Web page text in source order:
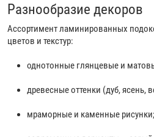
Разнообразие декоров
Ассортимент ламинированных
цветов и текстур:
однотонные глянцевые и
древесные оттенки (дуб, ясень,
мраморные и каменные рисунки;